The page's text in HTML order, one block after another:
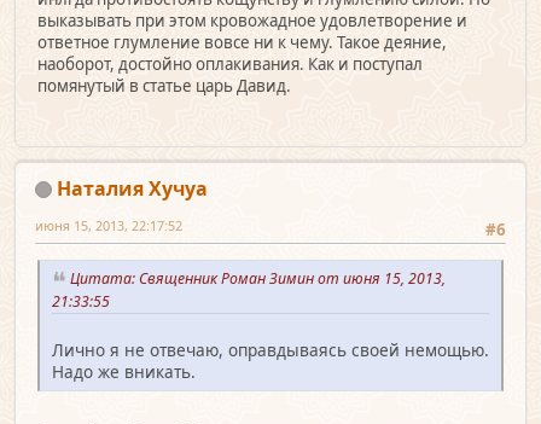
выказывать при этом кровожадное удовлетворение и
ответное глумление вовсе ни к чему. Такое деяние,
наоборот, достойно оплакивания. Как и поступал
помянутый в статье царь Давид.
Наталия Хучуа
#6
июня 15, 2013, 22:17:52
Цитата: Священник Роман Зимин от июня 15, 2013,
21:33:55
Лично я не отвечаю, оправдываясь своей немощью.
Надо же вникать.